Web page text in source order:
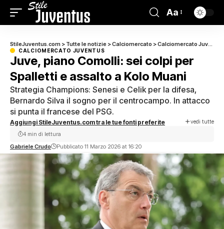
Aa
StileJuventus.com > Tutte le notizie >Calciomercato >Calciomercato Juventus
CALCIOMERCATO JUVENTUS
Juve, piano Comolli: sei colpi per
Spalletti e assalto a Kolo Muani
Strategia Champions: Senesi e Celik per la difesa,
Bernardo Silva il sogno per il centrocampo. In attacco
si punta il francese del PSG.
Aggiungi StileJuventus.com tra le tue fonti preferite vedi tutte
Gabriele Crudo Pubblicato 11 Marzo 2026 at 16:20
4 min di lettura